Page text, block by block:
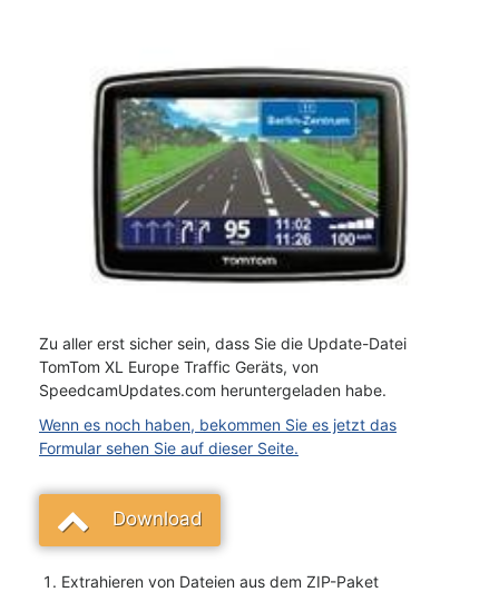
Zu aller erst sicher sein, dass Sie die Update-Datei
TomTom XL Europe Traffic Geräts, von
SpeedcamUpdates.com heruntergeladen habe.
Wenn es noch haben, bekommen Sie es jetzt das
Formular sehen Sie auf dieser Seite.
Download
Extrahieren von Dateien aus dem ZIP-Paket